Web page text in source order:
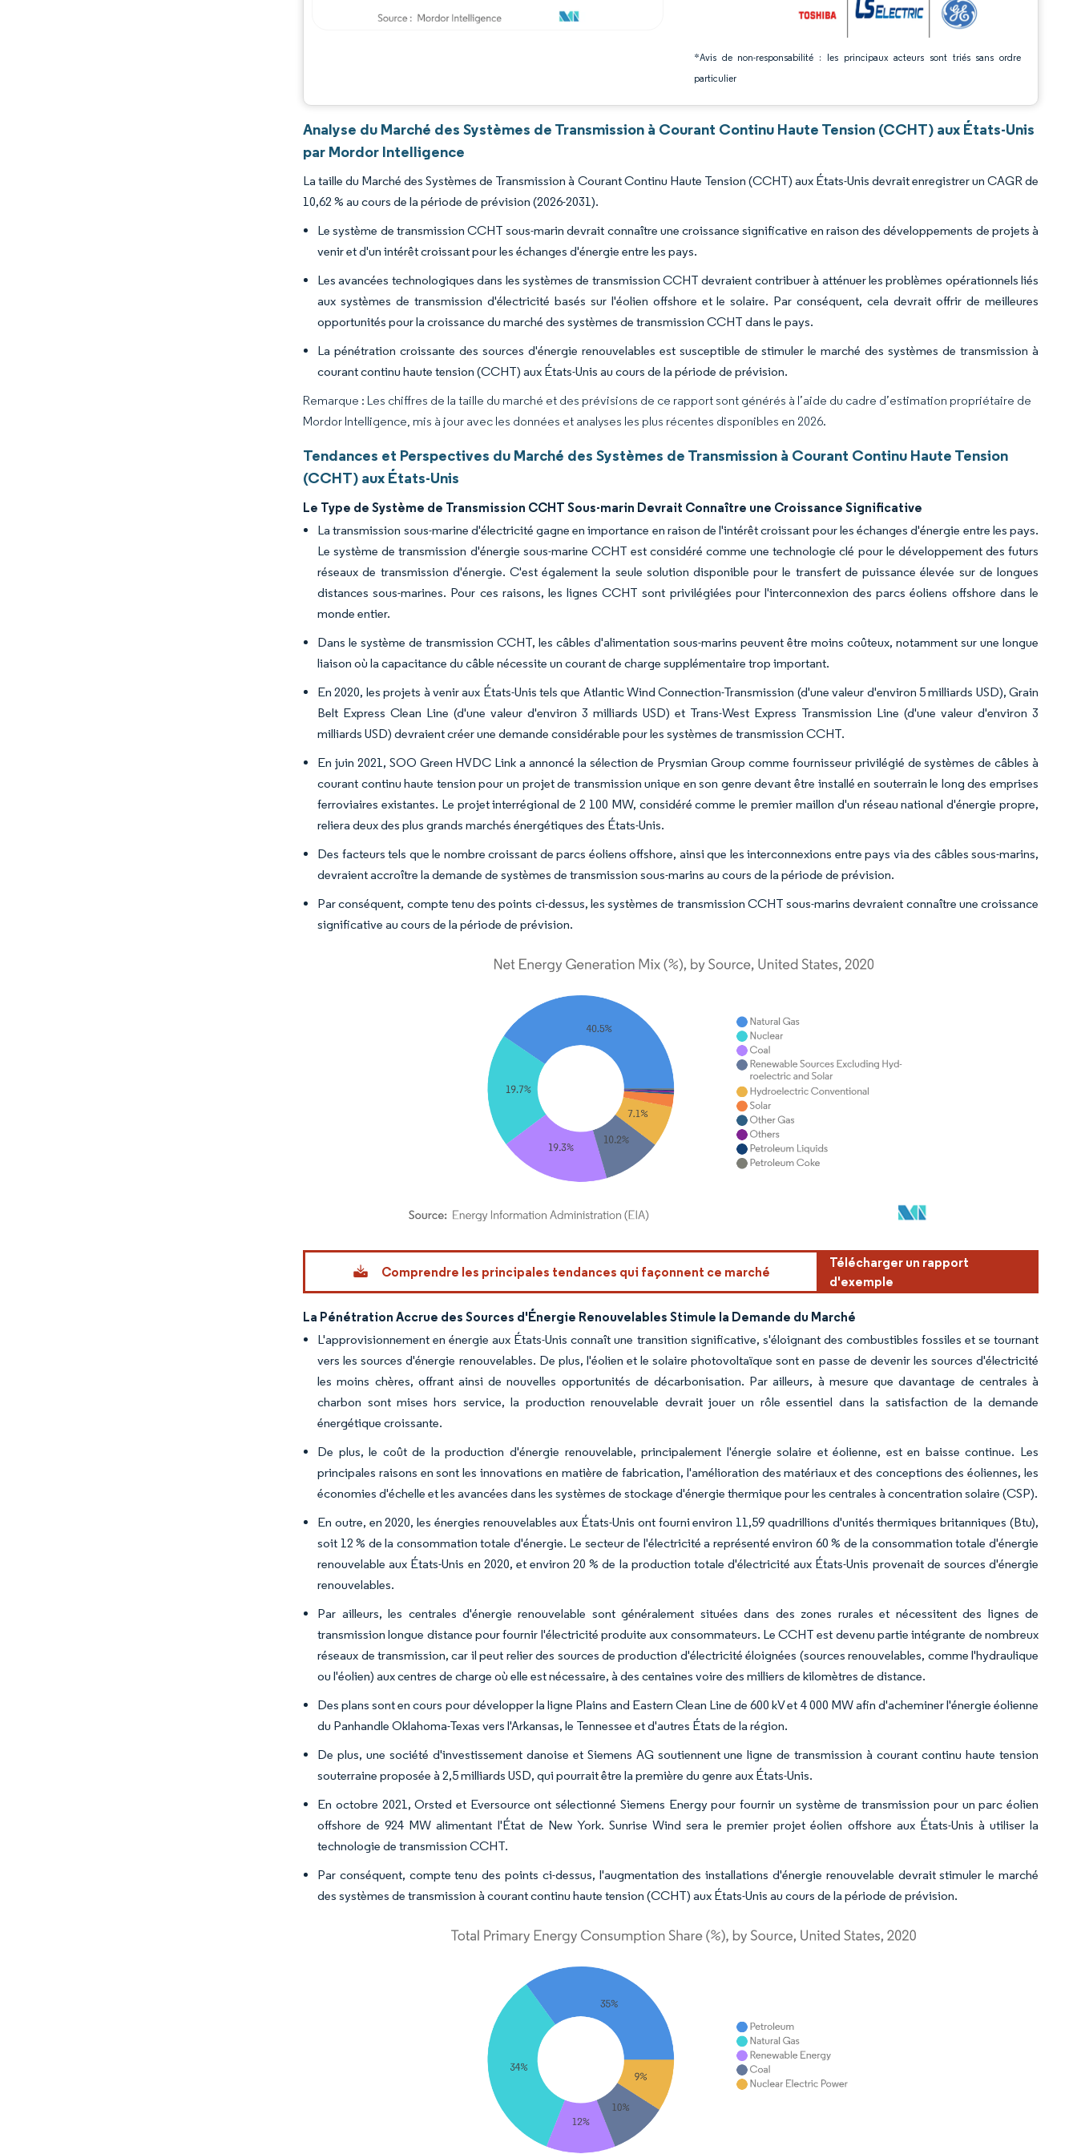
*Avis de non-responsabilité : les principaux acteurs sont triés sans ordre
particulier
Analyse du Marché des Systèmes de Transmission à Courant Continu Haute Tension (CCHT) aux États-Unis
par Mordor Intelligence
La taille du Marché des Systèmes de Transmission à Courant Continu Haute Tension (CCHT) aux États-Unis devrait enregistrer un CAGR de
10,62 % au cours de la période de prévision (2026-2031).
Le système de transmission CCHT sous-marin devrait connaître une croissance significative en raison des développements de projets à
venir et d'un intérêt croissant pour les échanges d'énergie entre les pays.
Les avancées technologiques dans les systèmes de transmission CCHT devraient contribuer à atténuer les problèmes opérationnels liés
aux systèmes de transmission d'électricité basés sur l'éolien offshore et le solaire. Par conséquent, cela devrait offrir de meilleures
opportunités pour la croissance du marché des systèmes de transmission CCHT dans le pays.
La pénétration croissante des sources d'énergie renouvelables est susceptible de stimuler le marché des systèmes de transmission à
courant continu haute tension (CCHT) aux États-Unis au cours de la période de prévision.
Remarque : Les chiffres de la taille du marché et des prévisions de ce rapport sont générés à l’aide du cadre d’estimation propriétaire de
Mordor Intelligence, mis à jour avec les données et analyses les plus récentes disponibles en 2026.
Tendances et Perspectives du Marché des Systèmes de Transmission à Courant Continu Haute Tension
(CCHT) aux États-Unis
Le Type de Système de Transmission CCHT Sous-marin Devrait Connaître une Croissance Significative
La transmission sous-marine d'électricité gagne en importance en raison de l'intérêt croissant pour les échanges d'énergie entre les pays.
Le système de transmission d'énergie sous-marine CCHT est considéré comme une technologie clé pour le développement des futurs
réseaux de transmission d'énergie. C'est également la seule solution disponible pour le transfert de puissance élevée sur de longues
distances sous-marines. Pour ces raisons, les lignes CCHT sont privilégiées pour l'interconnexion des parcs éoliens offshore dans le
monde entier.
Dans le système de transmission CCHT, les câbles d'alimentation sous-marins peuvent être moins coûteux, notamment sur une longue
liaison où la capacitance du câble nécessite un courant de charge supplémentaire trop important.
En 2020, les projets à venir aux États-Unis tels que Atlantic Wind Connection-Transmission (d'une valeur d'environ 5 milliards USD), Grain
Belt Express Clean Line (d'une valeur d'environ 3 milliards USD) et Trans-West Express Transmission Line (d'une valeur d'environ 3
milliards USD) devraient créer une demande considérable pour les systèmes de transmission CCHT.
En juin 2021, SOO Green HVDC Link a annoncé la sélection de Prysmian Group comme fournisseur privilégié de systèmes de câbles à
courant continu haute tension pour un projet de transmission unique en son genre devant être installé en souterrain le long des emprises
ferroviaires existantes. Le projet interrégional de 2 100 MW, considéré comme le premier maillon d'un réseau national d'énergie propre,
reliera deux des plus grands marchés énergétiques des États-Unis.
Des facteurs tels que le nombre croissant de parcs éoliens offshore, ainsi que les interconnexions entre pays via des câbles sous-marins,
devraient accroître la demande de systèmes de transmission sous-marins au cours de la période de prévision.
Par conséquent, compte tenu des points ci-dessus, les systèmes de transmission CCHT sous-marins devraient connaître une croissance
significative au cours de la période de prévision.
Image © Mordor Intelligence. La réutilisation nécessite une attribution sous CC BY 4.0.
Comprendre les principales tendances qui façonnent ce marché
Télécharger un rapport
d'exemple
La Pénétration Accrue des Sources d'Énergie Renouvelables Stimule la Demande du Marché
L'approvisionnement en énergie aux États-Unis connaît une transition significative, s'éloignant des combustibles fossiles et se tournant
vers les sources d'énergie renouvelables. De plus, l'éolien et le solaire photovoltaïque sont en passe de devenir les sources d'électricité
les moins chères, offrant ainsi de nouvelles opportunités de décarbonisation. Par ailleurs, à mesure que davantage de centrales à
charbon sont mises hors service, la production renouvelable devrait jouer un rôle essentiel dans la satisfaction de la demande
énergétique croissante.
De plus, le coût de la production d'énergie renouvelable, principalement l'énergie solaire et éolienne, est en baisse continue. Les
principales raisons en sont les innovations en matière de fabrication, l'amélioration des matériaux et des conceptions des éoliennes, les
économies d'échelle et les avancées dans les systèmes de stockage d'énergie thermique pour les centrales à concentration solaire (CSP).
En outre, en 2020, les énergies renouvelables aux États-Unis ont fourni environ 11,59 quadrillions d'unités thermiques britanniques (Btu),
soit 12 % de la consommation totale d'énergie. Le secteur de l'électricité a représenté environ 60 % de la consommation totale d'énergie
renouvelable aux États-Unis en 2020, et environ 20 % de la production totale d'électricité aux États-Unis provenait de sources d'énergie
renouvelables.
Par ailleurs, les centrales d'énergie renouvelable sont généralement situées dans des zones rurales et nécessitent des lignes de
transmission longue distance pour fournir l'électricité produite aux consommateurs. Le CCHT est devenu partie intégrante de nombreux
réseaux de transmission, car il peut relier des sources de production d'électricité éloignées (sources renouvelables, comme l'hydraulique
ou l'éolien) aux centres de charge où elle est nécessaire, à des centaines voire des milliers de kilomètres de distance.
Des plans sont en cours pour développer la ligne Plains and Eastern Clean Line de 600 kV et 4 000 MW afin d'acheminer l'énergie éolienne
du Panhandle Oklahoma-Texas vers l'Arkansas, le Tennessee et d'autres États de la région.
De plus, une société d'investissement danoise et Siemens AG soutiennent une ligne de transmission à courant continu haute tension
souterraine proposée à 2,5 milliards USD, qui pourrait être la première du genre aux États-Unis.
En octobre 2021, Orsted et Eversource ont sélectionné Siemens Energy pour fournir un système de transmission pour un parc éolien
offshore de 924 MW alimentant l'État de New York. Sunrise Wind sera le premier projet éolien offshore aux États-Unis à utiliser la
technologie de transmission CCHT.
Par conséquent, compte tenu des points ci-dessus, l'augmentation des installations d'énergie renouvelable devrait stimuler le marché
des systèmes de transmission à courant continu haute tension (CCHT) aux États-Unis au cours de la période de prévision.